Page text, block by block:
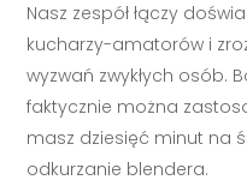
Nasz zespół łączy
kucharzy-amatorów i
wyzwań zwykłych osób.
faktycznie można
masz dziesięć minut na
odkurzanie blendera.